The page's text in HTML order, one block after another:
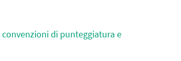
convenzioni di punteggiatura e